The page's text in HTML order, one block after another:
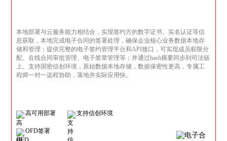
本地部署与云服务能力相结合，实现签约方的数字证书、实名认证等信
息获取，本地完成电子合同的签署处理，确保企业核心业务数据本地存
储和管理；提供完整的电子签约管理平台和API接口，可实现成员权限分
配、在线合同审批管理、电子签章管理等；并通过hash摘要同步到司法链
上。支持国密信创环境，原始数据本地存储，数据保密性更高，专属工
程师一对一远程协助，落地并实际应用快。
高可用部署 支持信创环境
OFD签署